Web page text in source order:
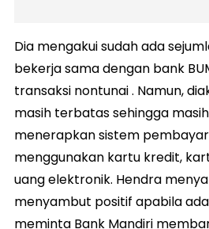
Dia mengakui sudah ada
bekerja sama dengan bank
transaksi nontunai . Namun,
masih terbatas sehingga
menerapkan sistem
menggunakan kartu kredit,
uang elektronik. Hendra
menyambut positif apabila
meminta Bank Mandiri